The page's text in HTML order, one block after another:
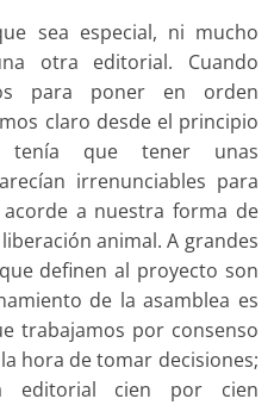
sea especial, ni mucho
otra editorial. Cuando
para poner en orden
claro desde el principio
tenía que tener unas
irrenunciables para
a nuestra forma de
animal. A grandes
definen al proyecto son
de la asamblea es
trabajamos por consenso
hora de tomar decisiones;
editorial cien por cien